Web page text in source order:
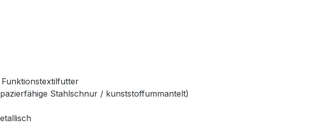
Stahlschnur / kunststoffummantelt)